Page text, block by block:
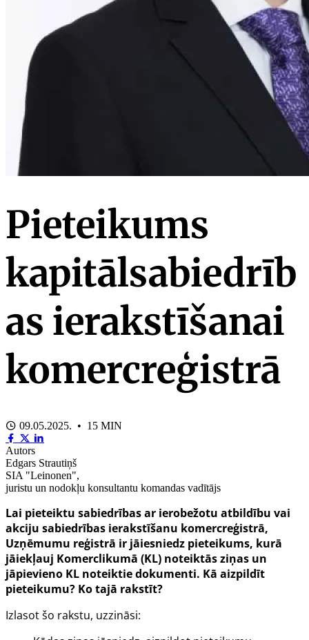
Pieteikums
kapitālsabiedrīb
as ierakstīšanai
komercreģistrā
09.05.2025. • 15 MIN
Autors
Edgars Strautiņš
SIA "Leinonen",
juristu un nodokļu konsultantu komandas vadītājs
Lai pieteiktu sabiedrības ar ierobežotu atbildību vai
akciju sabiedrības ierakstīšanu komercreģistrā,
Uzņēmumu reģistrā ir jāiesniedz pieteikums, kurā
jāiekļauj Komerclikumā (KL) noteiktās ziņas un
jāpievieno KL noteiktie dokumenti. Kā aizpildīt
pieteikumu? Ko tajā rakstīt?
Izlasot šo rakstu, uzzināsi: